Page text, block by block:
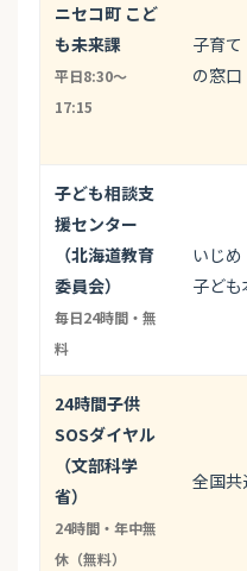
ニセコ町 こど
も未来課
平日8:30～
17:15
子育
の窓口
子ども相談支
援センター
（北海道教育
委員会）
毎日24時間・無
料
いじ
子ど
24時間子供
SOSダイヤル
（文部科学
省）
24時間・年中無
休（無料）
全国